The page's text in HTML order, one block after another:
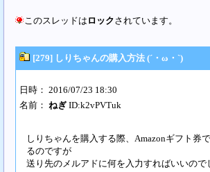
このスレッドは ロックされています。
[279] しりちゃんの購入方法 (´・ω・`)
日時： 2016/07/23 18:30
名前： ねぎ ID:k2vPVTuk
しりちゃんを購入する際、Amazonギフト券
るのですが
送り先のメルアドに何を入力すればいいので